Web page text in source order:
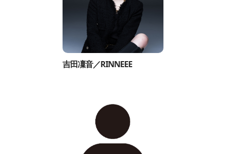
吉田凜音／RINNEEE